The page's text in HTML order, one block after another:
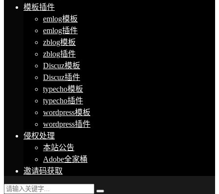
模板插件
emlog模板
emlog插件
zblog模板
zblog插件
Discuz模板
Discuz插件
typecho模板
typecho插件
wordpress模板
wordpress插件
侵权处理
本站公告
Adobe全家桶
邀请码获取